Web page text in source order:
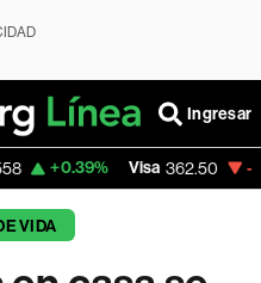
Ingresar
Visa 362.50 -2.15%
VIDA